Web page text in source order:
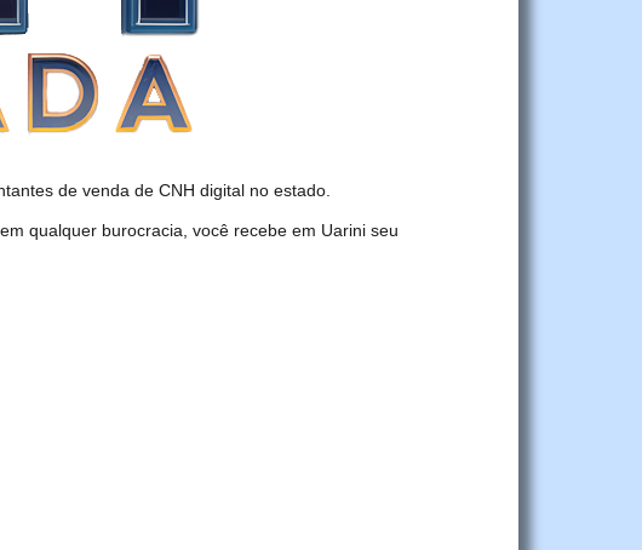
de venda de CNH digital no estado.
qualquer burocracia, você recebe em Uarini seu